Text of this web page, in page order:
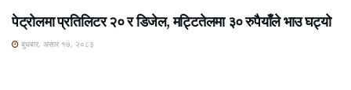
पेट्रोलमा प्रतिलिटर २० र डिजेल, मट्टितेलमा ३० रुपैयाँले भाउ घट्यो
बुधबार, असार १७, २०८३